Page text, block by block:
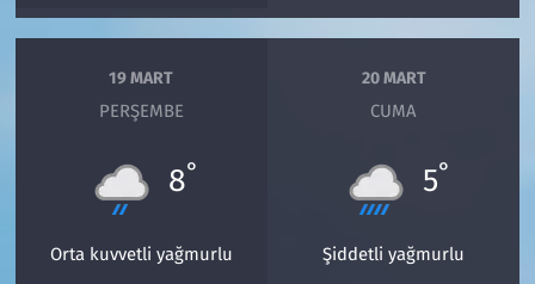
19 MART
PERŞEMBE
8°
Orta kuvvetli yağmurlu
20 MART
CUMA
5°
Şiddetli yağmurlu